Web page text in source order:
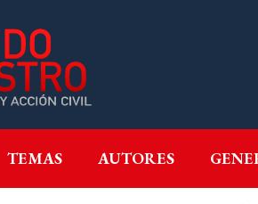
TEMAS AUTORES
SECCIONES